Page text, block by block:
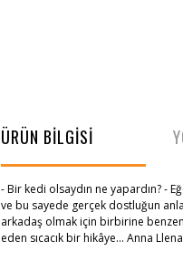
ÜRÜN BİLGİSİ
- Bir kedi olsaydın ne yapardın? -
ve bu sayede gerçek dostluğun
arkadaş olmak için birbirine
eden sıcacık bir hikâye... Anna